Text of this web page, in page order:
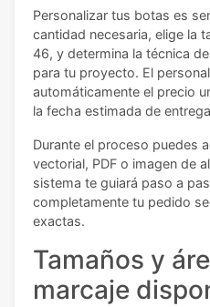
Personalizar tus botas es
cantidad necesaria, elige la
46, y determina la técnica
para tu proyecto. El
automáticamente el precio
la fecha estimada de
Durante el proceso puedes
vectorial, PDF o imagen de
sistema te guiará paso a
completamente tu pedido
exactas.
Tamaños y
marcaje